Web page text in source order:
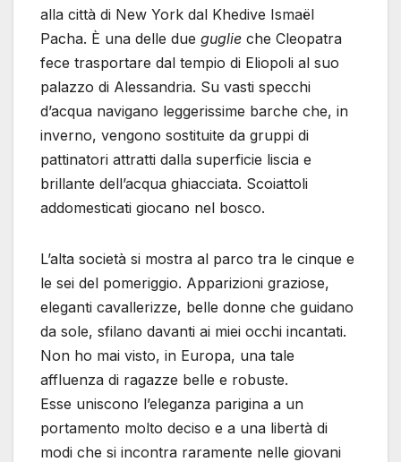
alla città di New York dal Khedive Ismaël
Pacha. È una delle due guglie che Cleopatra
fece trasportare dal tempio di Eliopoli al suo
palazzo di Alessandria. Su vasti specchi
d’acqua navigano leggerissime barche che, in
inverno, vengono sostituite da gruppi di
pattinatori attratti dalla superficie liscia e
brillante dell’acqua ghiacciata. Scoiattoli
addomesticati giocano nel bosco.
L’alta società si mostra al parco tra le cinque e
le sei del pomeriggio. Apparizioni graziose,
eleganti cavallerizze, belle donne che guidano
da sole, sfilano davanti ai miei occhi incantati.
Non ho mai visto, in Europa, una tale
affluenza di ragazze belle e robuste.
Esse uniscono l’eleganza parigina a un
portamento molto deciso e a una libertà di
modi che si incontra raramente nelle giovani